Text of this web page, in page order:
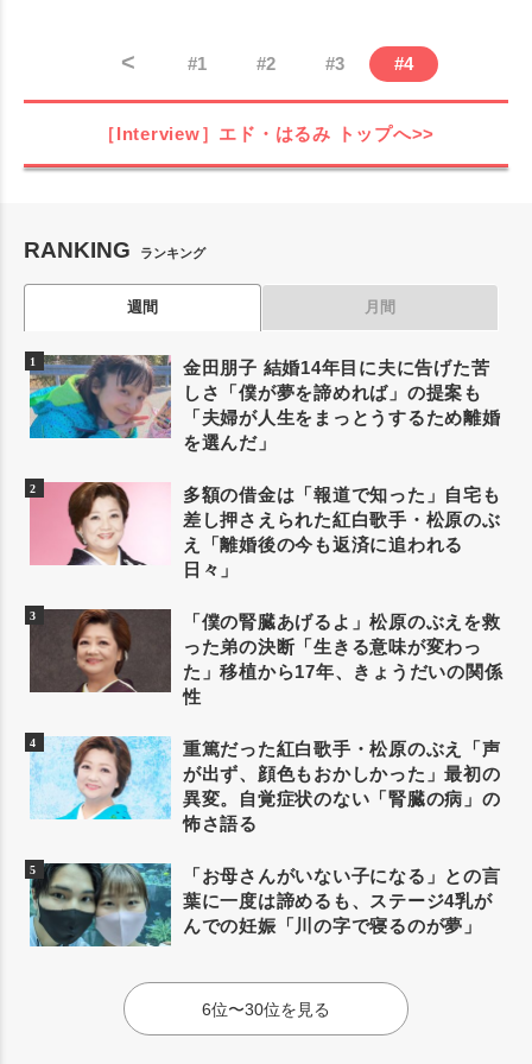
< #1 #2 #3 #4
［Interview］エド・はるみ トップへ>>
RANKING ランキング
週間 月間
金田朋子 結婚14年目に夫に告げた苦
しさ「僕が夢を諦めれば」の提案も
「夫婦が人生をまっとうするため離婚
を選んだ」
多額の借金は「報道で知った」自宅も
差し押さえられた紅白歌手・松原のぶ
え「離婚後の今も返済に追われる
日々」
「僕の腎臓あげるよ」松原のぶえを救
った弟の決断「生きる意味が変わっ
た」移植から17年、きょうだいの関係
性
重篤だった紅白歌手・松原のぶえ「声
が出ず、顔色もおかしかった」最初の
異変。自覚症状のない「腎臓の病」の
怖さ語る
「お母さんがいない子になる」との言
葉に一度は諦めるも、ステージ4乳が
んでの妊娠「川の字で寝るのが夢」
6位〜30位を見る